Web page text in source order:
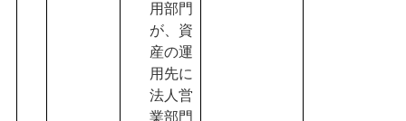
用部門
が、資
産の運
用先に
法人営
業部門